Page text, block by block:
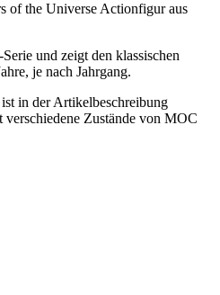
of the Universe Actionfigur aus
und zeigt den klassischen
je nach Jahrgang.
in der Artikelbeschreibung
verschiedene Zustände von MOC